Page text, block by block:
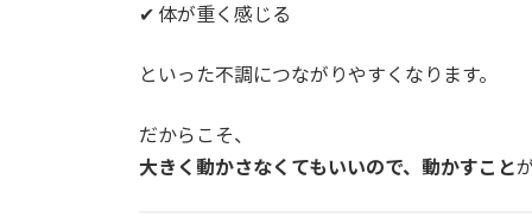
✔ 体が重く感じる
といった不調につながりやすくなります。
だからこそ、
大きく動かさなくてもいいので、動かすこと